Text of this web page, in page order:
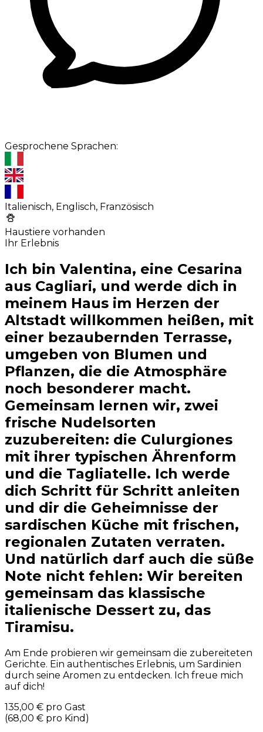
Gesprochene Sprachen:
Italienisch, Englisch, Französisch
Haustiere vorhanden
Ihr Erlebnis
Ich bin Valentina, eine Cesarina
aus Cagliari, und werde dich in
meinem Haus im Herzen der
Altstadt willkommen heißen, mit
einer bezaubernden Terrasse,
umgeben von Blumen und
Pflanzen, die die Atmosphäre
noch besonderer macht.
Gemeinsam lernen wir, zwei
frische Nudelsorten
zuzubereiten: die Culurgiones
mit ihrer typischen Ährenform
und die Tagliatelle. Ich werde
dich Schritt für Schritt anleiten
und dir die Geheimnisse der
sardischen Küche mit frischen,
regionalen Zutaten verraten.
Und natürlich darf auch die süße
Note nicht fehlen: Wir bereiten
gemeinsam das klassische
italienische Dessert zu, das
Tiramisu.
Am Ende probieren wir gemeinsam die zubereiteten
Gerichte. Ein authentisches Erlebnis, um Sardinien
durch seine Aromen zu entdecken. Ich freue mich
auf dich!
135,00 € pro Gast
(68,00 € pro Kind )